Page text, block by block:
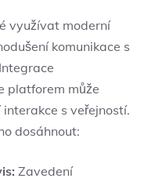
využívat moderní
komunikace s
platforem může
s veřejností.
dosáhnout:
Zavedení